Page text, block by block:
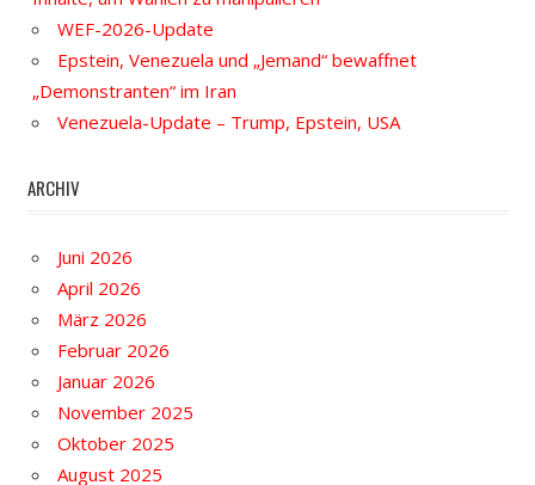
WEF-2026-Update
Epstein, Venezuela und „Jemand“ bewaffnet
„Demonstranten“ im Iran
Venezuela-Update – Trump, Epstein, USA
ARCHIV
Juni 2026
April 2026
März 2026
Februar 2026
Januar 2026
November 2025
Oktober 2025
August 2025